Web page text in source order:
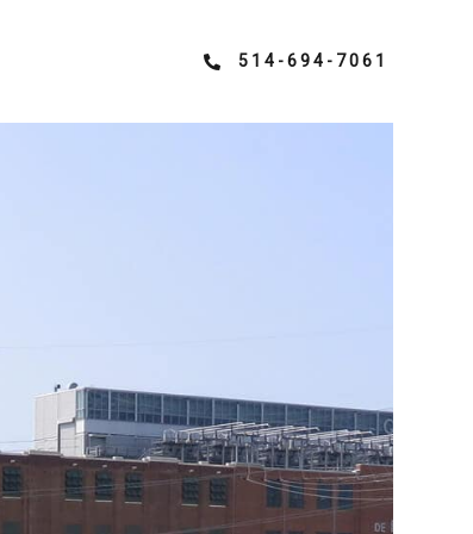
514-694-7061